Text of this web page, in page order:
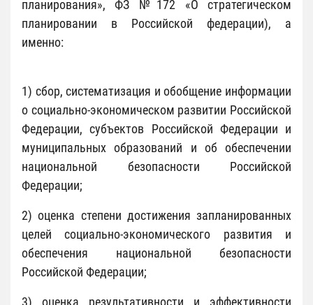
планирования», ФЗ №172 «О стратегическом
планировании в Российской федерации), а
именно:
1) сбор, систематизация и обобщение информации
о социально-экономическом развитии Российской
Федерации, субъектов Российской Федерации и
муниципальных образований и об обеспечении
национальной безопасности Российской
Федерации;
2) оценка степени достижения запланированных
целей социально-экономического развития и
обеспечения национальной безопасности
Российской Федерации;
3) оценка результативности и эффективности